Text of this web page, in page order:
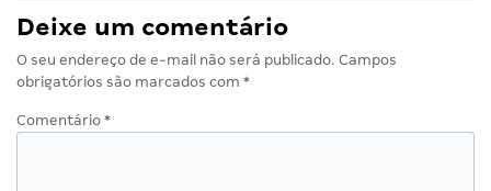
Deixe um comentário
O seu endereço de e-mail não será publicado. Campos
obrigatórios são marcados com *
Comentário *